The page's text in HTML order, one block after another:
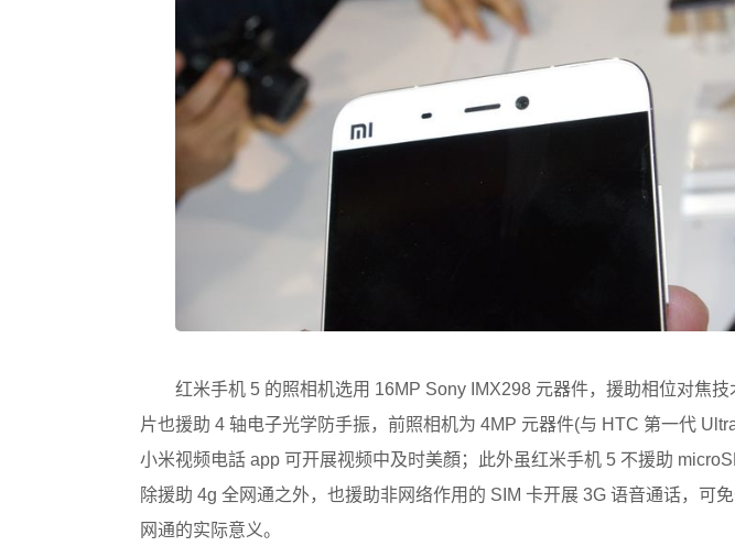
红米手机 5 的照相机选用 16MP Sony IMX298 元器件，援助相位对焦
片也援助 4 轴电子光学防手振，前照相机为 4MP 元器件(与 HTC 第一代
小米视频电話 app 可开展视频中及时美顏；此外虽红米手机 5 不援助
除援助 4g 全网通之外，也援助非网络作用的 SIM 卡开展 3G 语音通话，可
网通的实际意义。